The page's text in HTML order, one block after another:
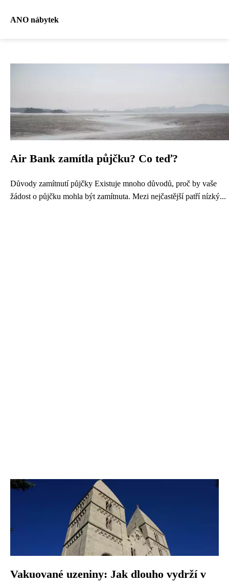
ANO nábytek
Air Bank zamítla půjčku? Co teď?
Důvody zamítnutí půjčky Existuje mnoho důvodů, proč by vaše
žádost o půjčku mohla být zamítnuta. Mezi nejčastější patří nízký...
Vakuované uzeniny: Jak dlouho vydrží v